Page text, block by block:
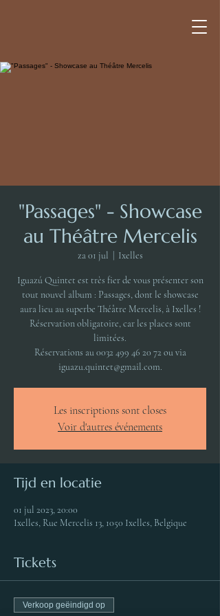
"Passages" - Showcase
au Théâtre Mercelis
za 01 jul Ixelles
Iguazú Quintet est très fier de vous présenter son
tout nouvel album : Passages, dont le showcase
aura lieu au superbe Théâtre Mercelis, à Ixelles !
Réservation obligatoire, car les places sont
limitées.
Réservations au 0032 499 46 20 72 ou via
iguazu.quintet@gmail.com.
Les inscriptions sont closes
Voir d'autres événements
Tijd en locatie
01 jul 2023, 20:00
Ixelles, Rue Mercelis 13, 1050 Ixelles, Belgique
Tickets
Verkoop geëindigd op